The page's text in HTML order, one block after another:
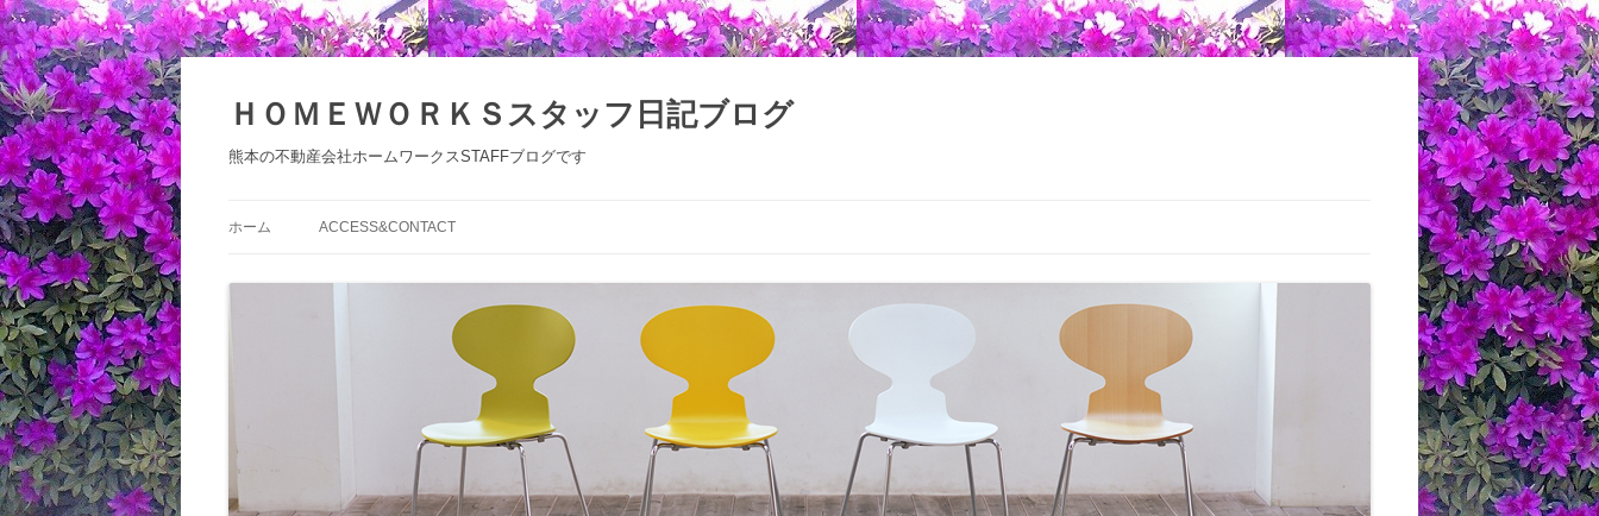
ン
ツ
へ
ス
ＨＯＭＥＷＯＲＫＳスタッフ日記ブログ
熊本の不動産会社ホームワークスSTAFFブログです
ホーム ACCESS&CONTACT